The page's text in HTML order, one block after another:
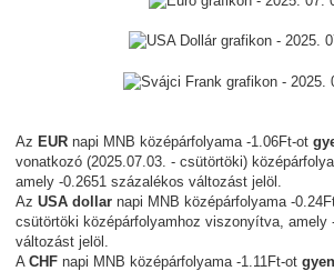
Az EUR napi MNB középárfolyama -1.06Ft-ot
vonatkozó (2025.07.03. - csütörtöki)
amely -0.2651 százalékos változást jelöl.
Az USA dollar napi MNB középárfolyama -
csütörtöki középárfolyamhoz viszonyítva, amely
változást jelöl.
A CHF napi MNB középárfolyama -1.11Ft-ot